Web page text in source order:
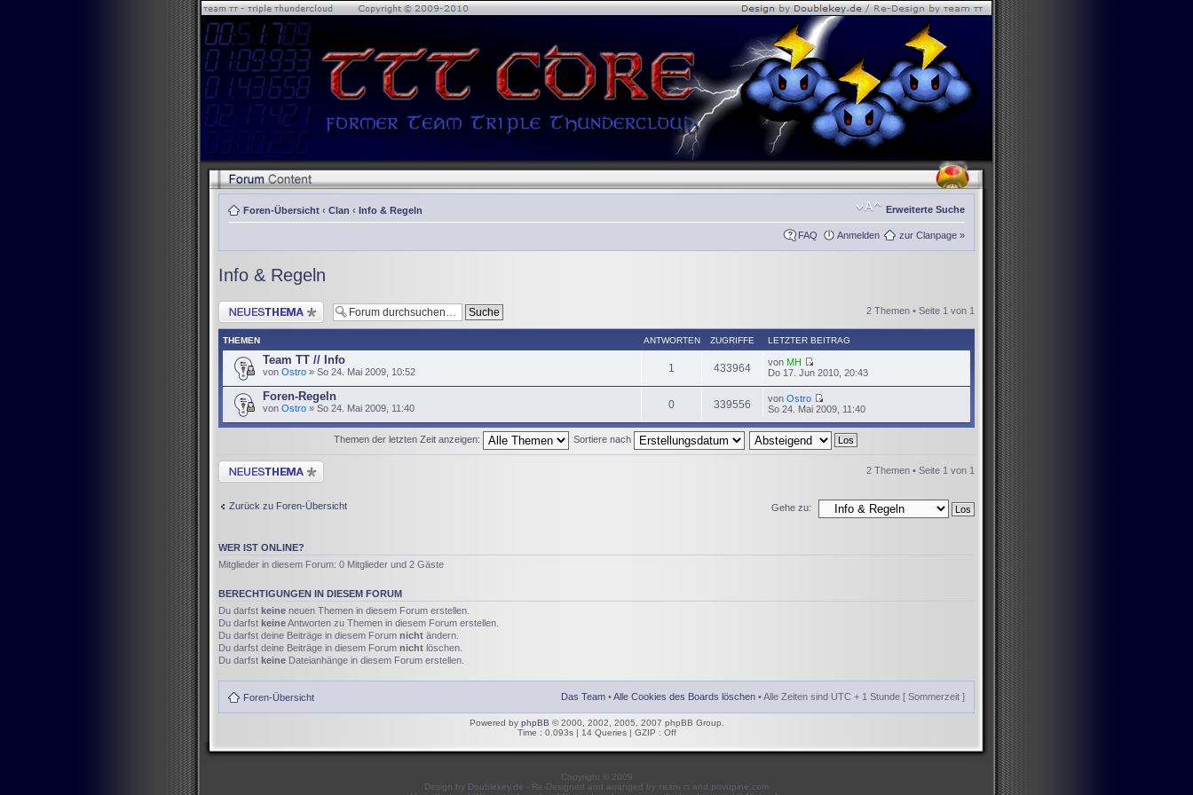
Foren-Übersicht ‹ Clan ‹ Info & Regeln Erweiterte Suche
FAQ Anmelden zur Clanpage »
Info & Regeln
Neues Thema erstellen 2 Themen • Seite 1 von 1
THEMEN ANTWORTEN ZUGRIFFE LETZTER BEITRAG
Team TT // Info
von Ostro » So 24. Mai 2009, 10:52 1 433964 von MH
Do 17. Jun 2010, 20:43
Foren-Regeln
von Ostro » So 24. Mai 2009, 11:40 0 339556 von Ostro
So 24. Mai 2009, 11:40
Themen der letzten Zeit anzeigen: Sortiere nach
Neues Thema erstellen 2 Themen • Seite 1 von 1
Zurück zu Foren-Übersicht Gehe zu:
WER IST ONLINE?
Mitglieder in diesem Forum: 0 Mitglieder und 2 Gäste
BERECHTIGUNGEN IN DIESEM FORUM
Du darfst keine neuen Themen in diesem Forum erstellen.
Du darfst keineAntworten zu Themen in diesem Forum erstellen.
Du darfst deine Beiträge in diesem Forum nicht ändern.
Du darfst deine Beiträge in diesem Forum nicht löschen.
Du darfst keine Dateianhänge in diesem Forum erstellen.
Foren-Übersicht Das Team •Alle Cookies des Boards löschen • Alle Zeiten sind UTC + 1 Stunde [ Sommerzeit ]
Powered by phpBB © 2000, 2002, 2005, 2007 phpBB Group.
Time : 0.093s | 14 Queries | GZIP : Off
Copyright © 2009
Design by Doublekey.de - Re-Designed and arranged by τeam ττ and povupine.com